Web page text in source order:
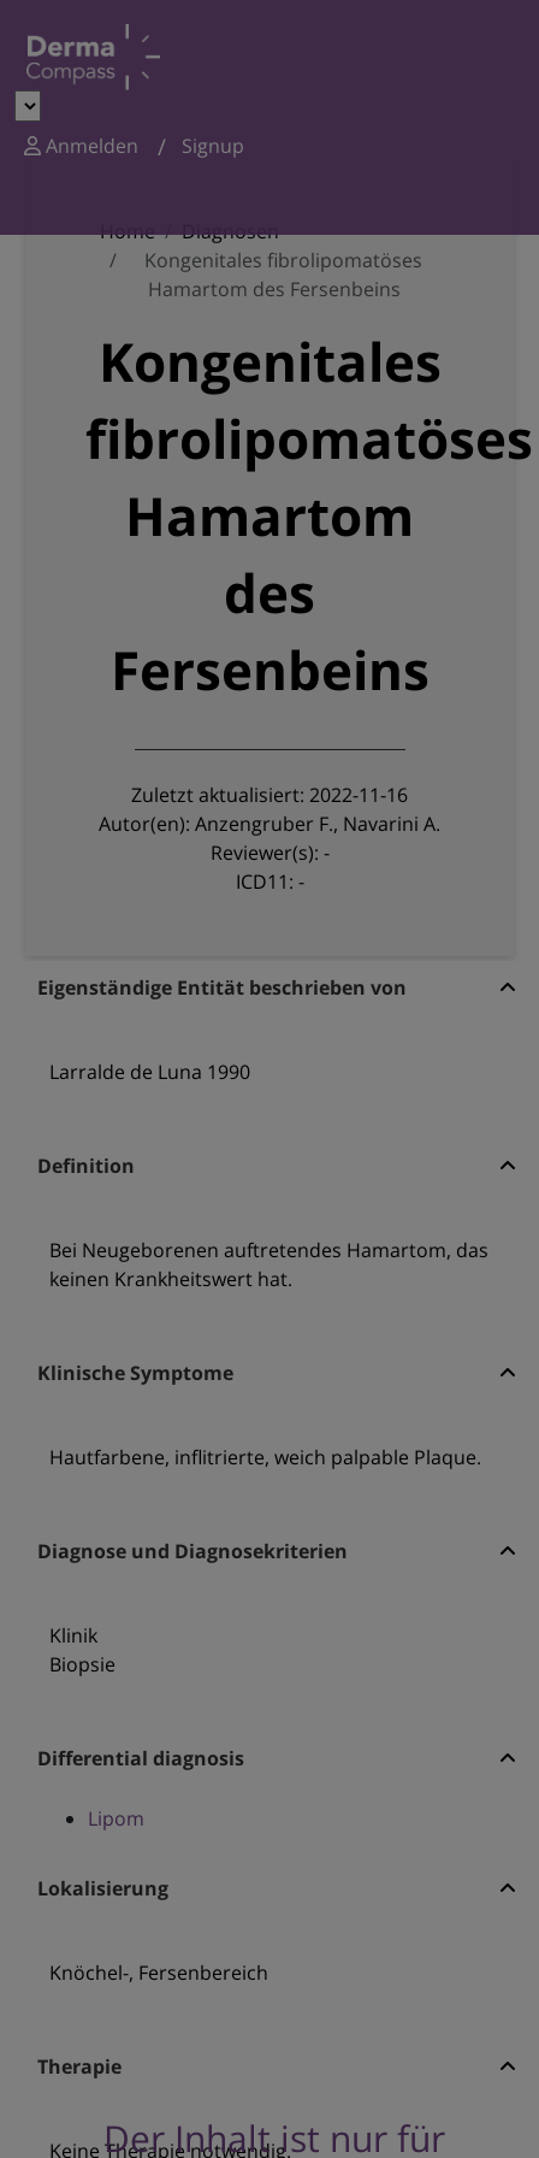
Anmelden Signup
Home
Diagnosen
Kongenitales fibrolipomatöses
Hamartom des Fersenbeins
Kongenitales
fibrolipomatöses
Hamartom
des
Fersenbeins
Zuletzt aktualisiert: 2022-11-16
Autor(en): Anzengruber F., Navarini A.
Reviewer(s): -
ICD11: -
Eigenständige Entität beschrieben von
Larralde de Luna 1990
Definition
Bei Neugeborenen auftretendes Hamartom, das
keinen Krankheitswert hat.
Klinische Symptome
Hautfarbene, inflitrierte, weich palpable Plaque.
Diagnose und Diagnosekriterien
Klinik
Biopsie
Differential diagnosis
Lipom
Lokalisierung
Knöchel-, Fersenbereich
Therapie
Der Inhalt ist nur für
Keine Therapie notwendig.